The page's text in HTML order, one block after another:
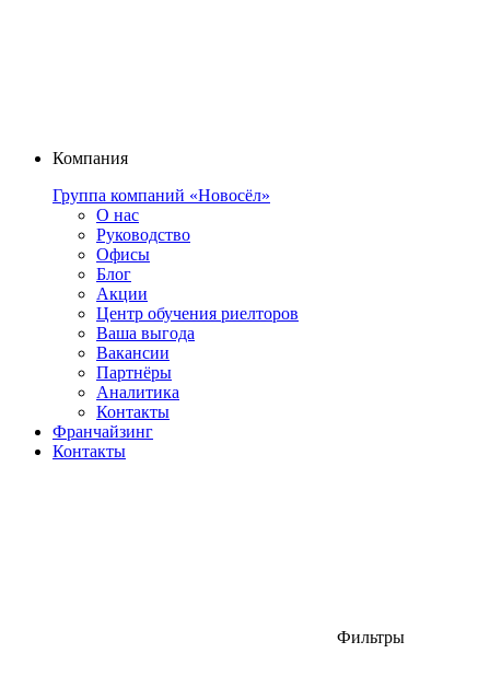
Компания
Группа компаний «Новосёл»
О нас
Руководство
Офисы
Блог
Акции
Центр обучения риелторов
Ваша выгода
Вакансии
Партнёры
Аналитика
Контакты
Франчайзинг
Контакты
Фильтры